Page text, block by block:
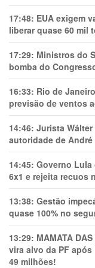
17:48: EUA exigem
liberar quase 60 mil
17:29: Ministros do
bomba do
16:33: Rio de
previsão de ventos
14:46: Jurista
autoridade de
14:45: Governo
6x1 e rejeita recuos
13:38: Gestão
quase 100% no
13:29: MAMATA
vira alvo da PF
49 milhões!